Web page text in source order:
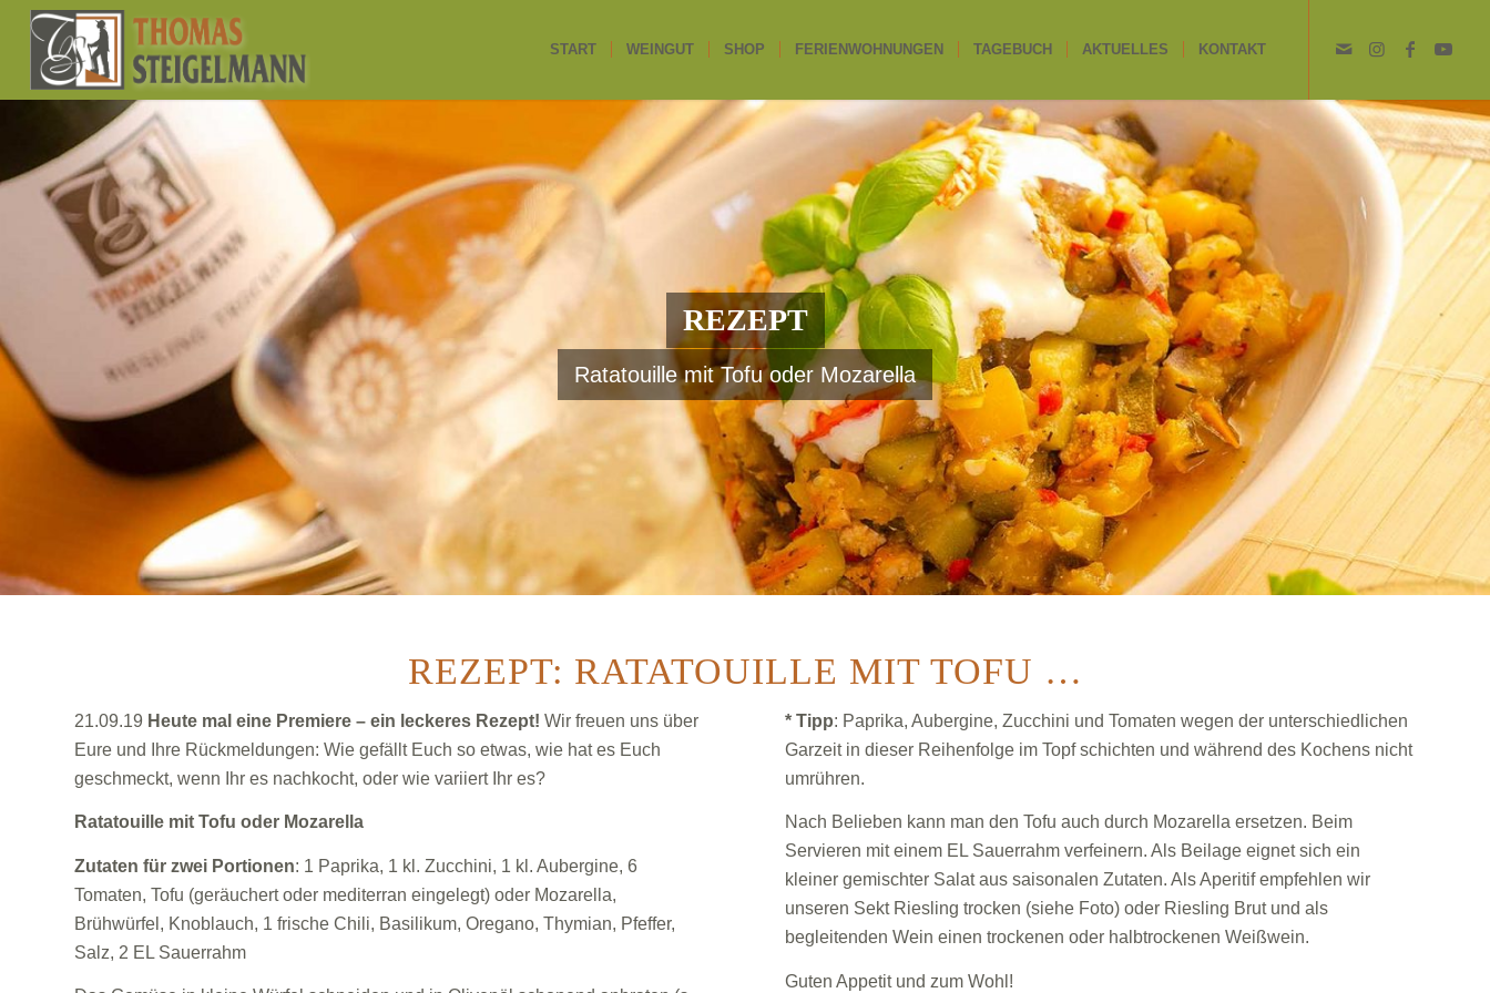
START WEINGUT SHOP FERIENWOHNUNGEN TAGEBUCH AKTUELLES KONTAKT
REZEPT
Ratatouille mit Tofu oder Mozarella
REZEPT: RATATOUILLE MIT TOFU …
21.09.19 Heute mal eine Premiere – ein leckeres Rezept! Wir freuen uns über
Eure und Ihre Rückmeldungen: Wie gefällt Euch so etwas, wie hat es Euch
geschmeckt, wenn Ihr es nachkocht, oder wie variiert Ihr es?
Ratatouille mit Tofu oder Mozarella
Zutaten für zwei Portionen: 1 Paprika, 1 kl. Zucchini, 1 kl. Aubergine, 6
Tomaten, Tofu (geräuchert oder mediterran eingelegt) oder Mozarella,
Brühwürfel, Knoblauch, 1 frische Chili, Basilikum, Oregano, Thymian, Pfeffer,
Salz, 2 EL Sauerrahm
* Tipp: Paprika, Aubergine, Zucchini und Tomaten wegen der unterschiedlichen
Garzeit in dieser Reihenfolge im Topf schichten und während des Kochens nicht
umrühren.
Nach Belieben kann man den Tofu auch durch Mozarella ersetzen. Beim
Servieren mit einem EL Sauerrahm verfeinern. Als Beilage eignet sich ein
kleiner gemischter Salat aus saisonalen Zutaten. Als Aperitif empfehlen wir
unseren Sekt Riesling trocken (siehe Foto) oder Riesling Brut und als
begleitenden Wein einen trockenen oder halbtrockenen Weißwein.
Guten Appetit und zum Wohl!